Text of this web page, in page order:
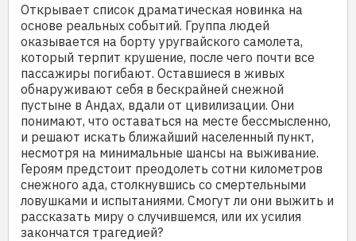
Открывает список драматическая новинка на
основе реальных событий. Группа людей
оказывается на борту уругвайского самолета,
который терпит крушение, после чего почти все
пассажиры погибают. Оставшиеся в живых
обнаруживают себя в бескрайней снежной
пустыне в Андах, вдали от цивилизации. Они
понимают, что оставаться на месте бессмысленно,
и решают искать ближайший населенный пункт,
несмотря на минимальные шансы на выживание.
Героям предстоит преодолеть сотни километров
снежного ада, столкнувшись со смертельными
ловушками и испытаниями. Смогут ли они выжить и
рассказать миру о случившемся, или их усилия
закончатся трагедией?